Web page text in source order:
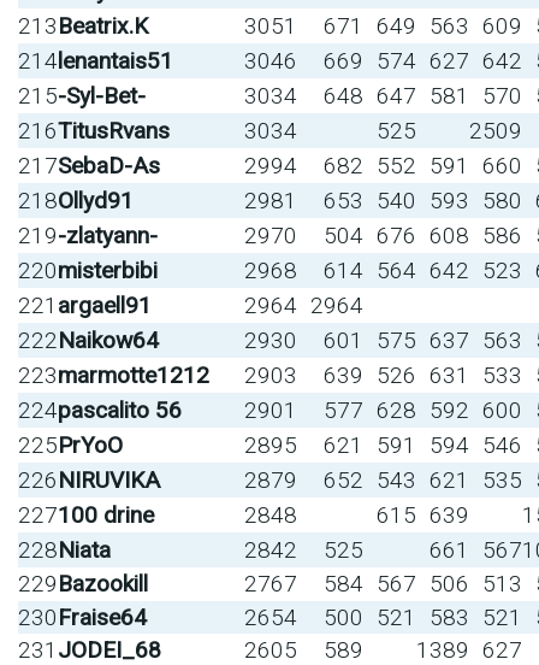
213Beatrix.K 3051 671 649 563 609
214lenantais51 3046 669 574 627 642
215-Syl-Bet- 3034 648 647 581 570
216TitusRvans 3034 525
2509
217SebaD-As 2994 682 552 591 660
218Ollyd91 2981 653 540 593 580
219-zlatyann- 2970 504 676 608 586
220misterbibi 2968 614 564 642 523
221 argaell91 2964 2964
222Naikow64 2930 601 575 637 563
223marmotte1212 2903 639 526 631 533
224pascalito 56 2901 577 628 592 600
225PrYoO 2895 621 591 594 546
226NIRUVIKA 2879 652 543 621 535
227100 drine 2848 615 639
228Niata 2842 525 661 567
229Bazookill 2767 584 567 506 513
230Fraise64 2654 500 521 583 521
231 JODEI_68 2605 589 1389 627